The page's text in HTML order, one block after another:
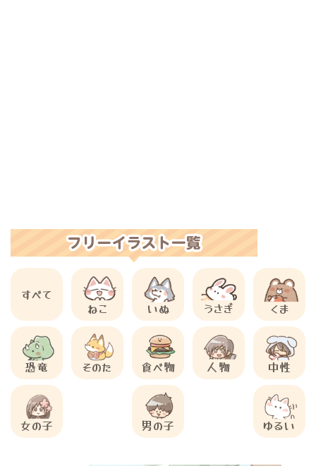
すべて
ねこ
いぬ うさぎ くま
恐竜 そのた 食べ物 人物 中性
女の子 男の子 ゆるい